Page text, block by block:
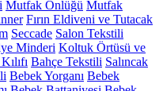
Mutfak Önlüğü Mutfak
Fırın Eldiveni ve Tutacak
Seccade Salon Tekstili
Minderi Koltuk Örtüsü ve
Bahçe Tekstili Salıncak
Bebek Yorganı Bebek